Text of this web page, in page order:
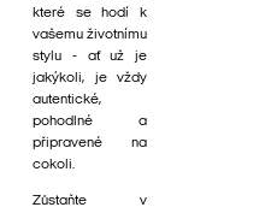
které se hodí k
vašemu životnímu
stylu - ať už je
jakýkoli, je vždy
autentické,
pohodlné a
připravené na
cokoli.
Zůstaňte v